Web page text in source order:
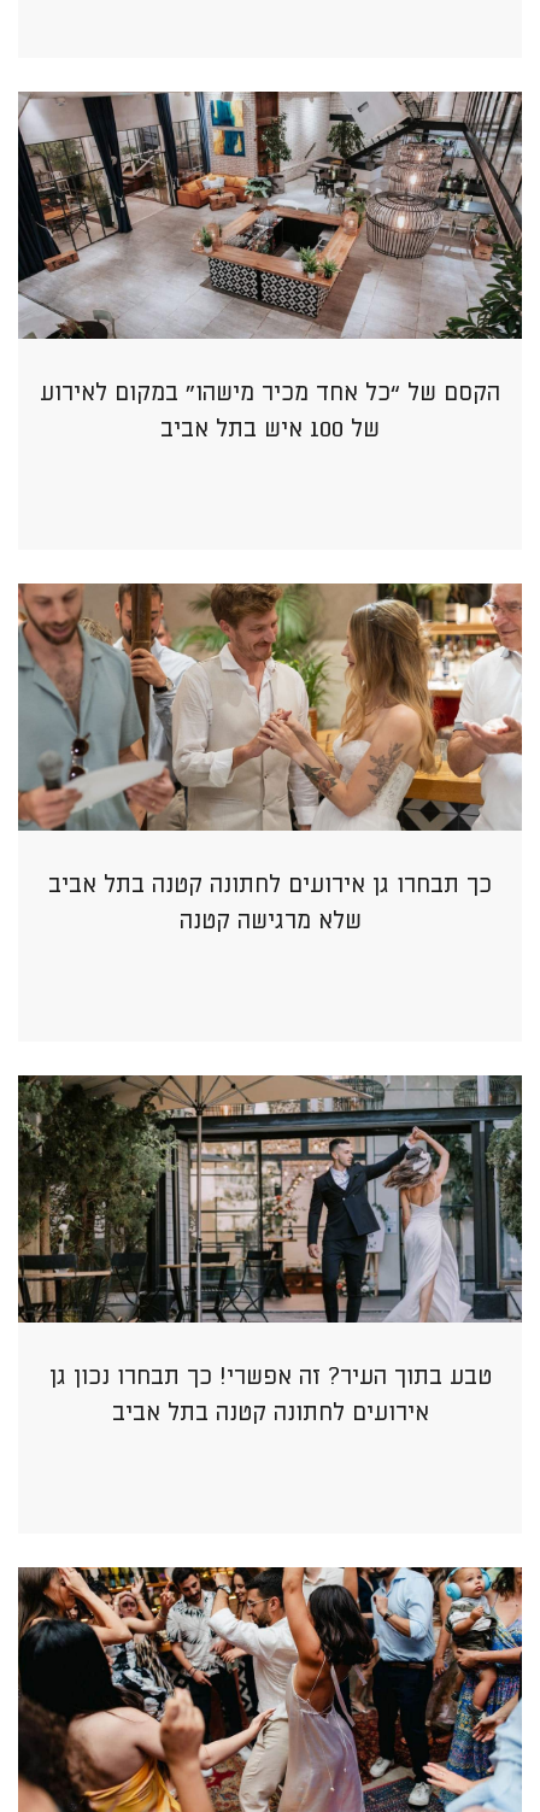
הקסם של “כל אחד מכיר מישהו” במקום לאירוע
של 100 איש בתל אביב
כך תבחרו גן אירועים לחתונה קטנה בתל אביב
שלא מרגישה קטנה
טבע בתוך העיר? זה אפשרי! כך תבחרו נכון גן
אירועים לחתונה קטנה בתל אביב